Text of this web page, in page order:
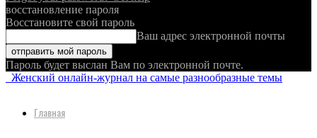
восстановление пароля
Восстановите свой пароль
Ваш адрес электронной почты
Пароль будет выслан Вам по электронной почте.
Женский онлайн-журнал на самые разнообразные темы
Главная